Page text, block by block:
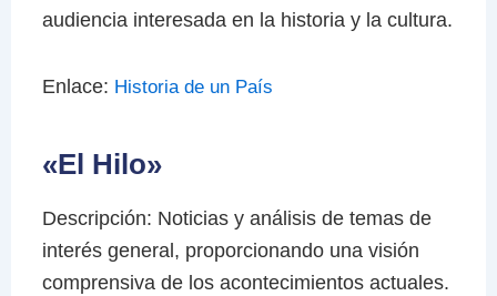
audiencia interesada en la historia y la cultura.
Enlace: Historia de un País
«El Hilo»
Descripción: Noticias y análisis de temas de
interés general, proporcionando una visión
comprensiva de los acontecimientos actuales.